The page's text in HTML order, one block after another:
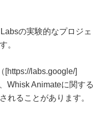
の実験的なプロジェ
。
[https://labs.google/]
Whisk Animateに関する
れることがあります。